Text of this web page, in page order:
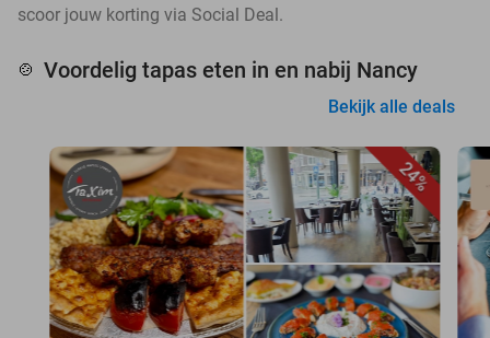
scoor jouw korting via Social Deal.
🍲 Voordelig tapas eten in en nabij Nancy
Bekijk alle deals
24%